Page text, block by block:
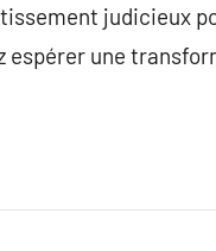
judicieux
une